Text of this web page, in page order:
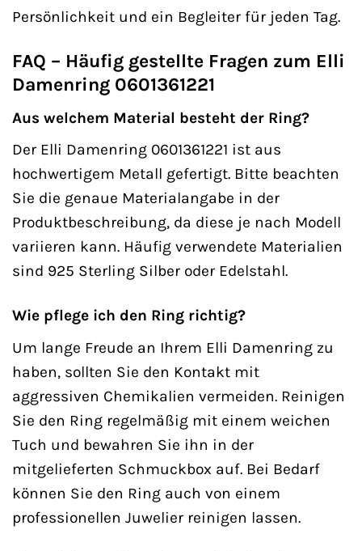
Persönlichkeit und ein Begleiter für jeden Tag.
FAQ – Häufig gestellte Fragen zum Elli
Damenring 0601361221
Aus welchem Material besteht der Ring?
Der Elli Damenring 0601361221 ist aus
hochwertigem Metall gefertigt. Bitte beachten
Sie die genaue Materialangabe in der
Produktbeschreibung, da diese je nach Modell
variieren kann. Häufig verwendete Materialien
sind 925 Sterling Silber oder Edelstahl.
Wie pflege ich den Ring richtig?
Um lange Freude an Ihrem Elli Damenring zu
haben, sollten Sie den Kontakt mit
aggressiven Chemikalien vermeiden. Reinigen
Sie den Ring regelmäßig mit einem weichen
Tuch und bewahren Sie ihn in der
mitgelieferten Schmuckbox auf. Bei Bedarf
können Sie den Ring auch von einem
professionellen Juwelier reinigen lassen.